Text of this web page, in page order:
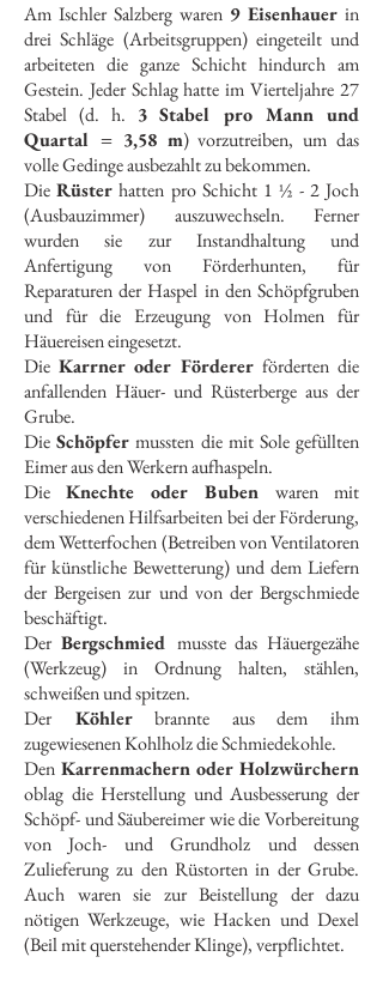
Am Ischler Salzberg waren9 Eisenhauer in
drei Schläge (Arbeitsgruppen) eingeteilt und
arbeiteten die ganze Schicht hindurch am
Gestein. Jeder Schlag hatte im Vierteljahre 27
Stabel (d. h. 3 Stabel pro Mann und
Quartal = 3,58 m) vorzutreiben, um das
volle Gedinge ausbezahlt zu bekommen.
DieRüsterhatten pro Schicht 1 ½ - 2 Joch
(Ausbauzimmer) auszuwechseln. Ferner
wurden sie zur Instandhaltung und
Anfertigung von Förderhunten, für
Reparaturen der Haspel in den Schöpfgruben
und für die Erzeugung von Holmen für
Häuereisen eingesetzt.
DieKarrner oder Förderer förderten die
anfallenden Häuer- und Rüsterberge aus der
Grube.
DieSchöpfer mussten die mit Sole gefüllten
Eimer aus den Werkern aufhaspeln.
DieKnechte oder Buben waren mit
verschiedenen Hilfsarbeiten bei der Förderung,
dem Wetterfochen (Betreiben von Ventilatoren
für künstliche Bewetterung) und dem Liefern
der Bergeisen zur und von der Bergschmiede
beschäftigt.
Der Bergschmied musste das Häuergezähe
(Werkzeug) in Ordnung halten, stählen,
schweißen und spitzen.
Der Köhlerbrannte aus dem ihm
zugewiesenen Kohlholz die Schmiedekohle.
Den Karrenmachern oder Holzwürchern
oblag die Herstellung und Ausbesserung der
Schöpf- und Säubereimer wie die Vorbereitung
von Joch- und Grundholz und dessen
Zulieferung zu den Rüstorten in der Grube.
Auch waren sie zur Beistellung der dazu
nötigen Werkzeuge, wie Hacken und Dexel
(Beil mit querstehender Klinge), verpflichtet.